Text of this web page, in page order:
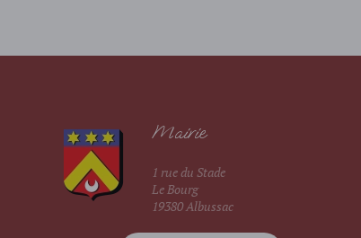
Mairie
1 rue du Stade
Le Bourg
19380 Albussac